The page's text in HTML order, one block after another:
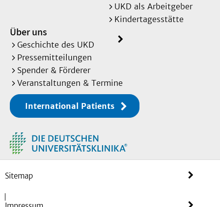
UKD als Arbeitgeber
Kindertagesstätte
Über uns
Geschichte des UKD
Pressemitteilungen
Spender & Förderer
Veranstaltungen & Termine
International Patients
Sitemap